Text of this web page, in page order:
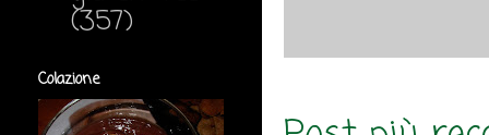
(357)
Colazione